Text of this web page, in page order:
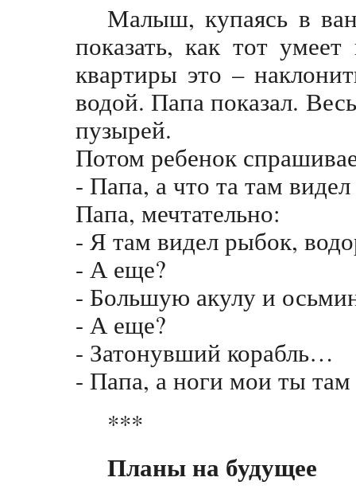
Малыш, купаясь в
показать, как тот
квартиры это –
водой. Папа показал.
пузырей.
Потом ребенок
- Папа, а что та там
Папа, мечтательно:
- Я там видел рыбок,
- А еще?
- Большую акулу и
- А еще?
- Затонувший корабль…
- Папа, а ноги мои ты там
***
Планы на будущее